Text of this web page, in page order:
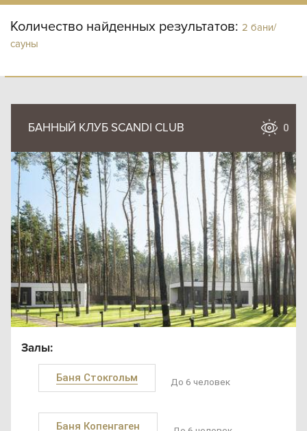
Количество найденных результатов: 2 бани/
сауны
БАННЫЙ КЛУБ SCANDI CLUB 0
Залы:
Баня Стокгольм До 6 человек
Баня Копенгаген